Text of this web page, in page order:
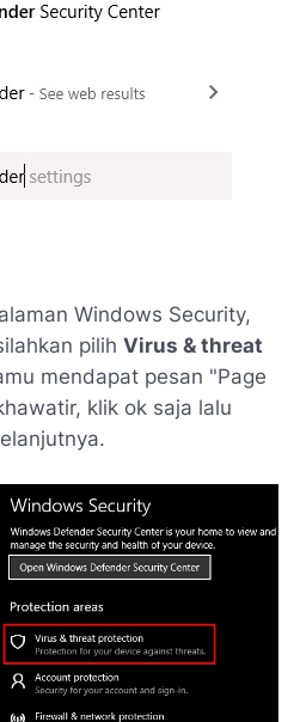
Windows Security,
pilih Virus & threat
mendapat pesan "Page
klik ok saja lalu